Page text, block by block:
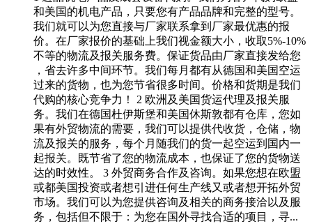
和美国的机电产品，只要您有产品品牌和完整的型号。
我们就可以为您直接与厂家联系拿到厂家最优惠的报
价。在厂家报价的基础上我们视金额大小，收取5%-10%
不等的物流及报关服务费。保证货品由厂家直接发给您
，省去许多中间环节。我们每月都有从德国和美国空运
过来的货物，也为您节省很多时间。价格和货期是我们
代购的核心竞争力！ 2 欧洲及美国货运代理及报关服
务。我们在德国杜伊斯堡和美国休斯敦都有仓库，您如
果有外贸物流的需要，我们可以提供代收货，仓储，物
流及报关的服务，每个月随我们的货一起空运到国内一
起报关。既节省了您的物流成本，也保证了您的货物送
达的时效性。 3 外贸商务合作及咨询。如果您想在欧盟
或都美国投资或者想引进任何生产线又或者想开拓外贸
市场。我们可以为您提供咨询及相关的商务接洽以及服
务，包括但不限于：为您在国外寻找合适的项目，寻...